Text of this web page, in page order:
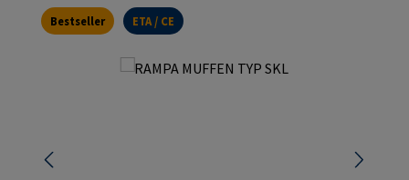
Bestseller ETA / CE
Bildergalerie überspringen